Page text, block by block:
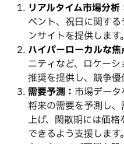
リアルタイム市場分析
ベント、祝日に関す
ンサイトを提供します。
ハイパーローカルな焦
ニティなど、ロケー
推奨を提供し、競争優
需要予測： 市場デー
将来の需要を予測し
上げ、閑散期には価
できるよう支援します。